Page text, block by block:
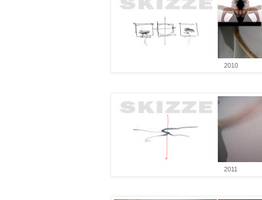
2010
2011